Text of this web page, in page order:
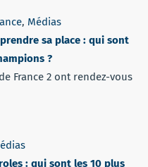
, Médias
sa place : qui sont
?
France 2 ont rendez-vous
: qui sont les 10 plus